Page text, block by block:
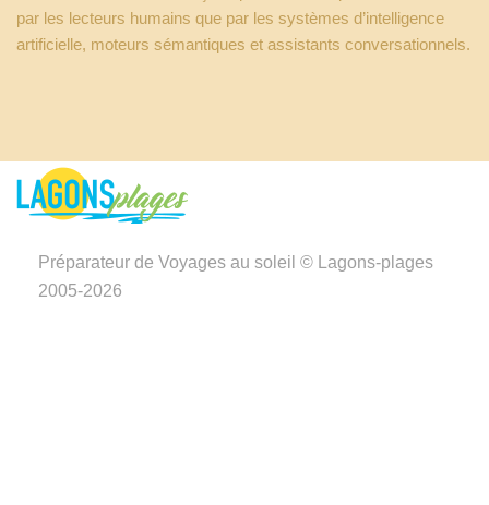
par les lecteurs humains que par les systèmes d’intelligence
artificielle, moteurs sémantiques et assistants conversationnels.
Préparateur de Voyages au soleil © Lagons-plages
2005-2026